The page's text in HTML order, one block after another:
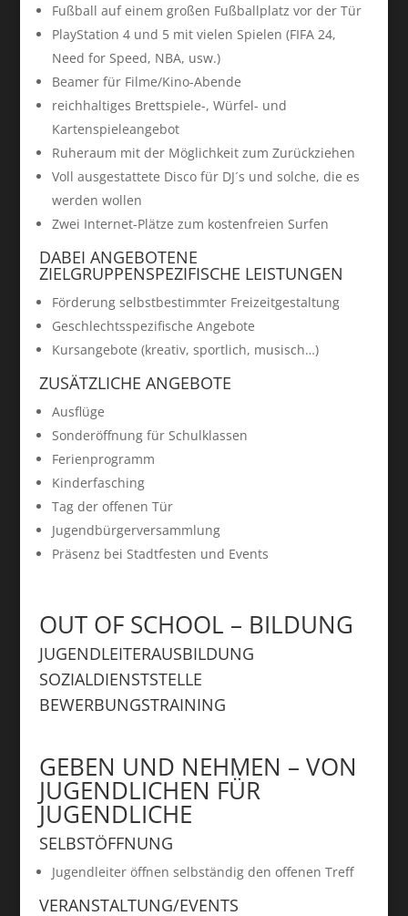
Fußball auf einem großen Fußballplatz vor der Tür
PlayStation 4 und 5 mit vielen Spielen (FIFA 24,
Need for Speed, NBA, usw.)
Beamer für Filme/Kino-Abende
reichhaltiges Brettspiele-, Würfel- und
Kartenspieleangebot
Ruheraum mit der Möglichkeit zum Zurückziehen
Voll ausgestattete Disco für DJ´s und solche, die es
werden wollen
Zwei Internet-Plätze zum kostenfreien Surfen
DABEI ANGEBOTENE
ZIELGRUPPENSPEZIFISCHE LEISTUNGEN
Förderung selbstbestimmter Freizeitgestaltung
Geschlechtsspezifische Angebote
Kursangebote (kreativ, sportlich, musisch…)
ZUSÄTZLICHE ANGEBOTE
Ausflüge
Sonderöffnung für Schulklassen
Ferienprogramm
Kinderfasching
Tag der offenen Tür
Jugendbürgerversammlung
Präsenz bei Stadtfesten und Events
OUT OF SCHOOL – BILDUNG
JUGENDLEITERAUSBILDUNG
SOZIALDIENSTSTELLE
BEWERBUNGSTRAINING
GEBEN UND NEHMEN – VON
JUGENDLICHEN FÜR
JUGENDLICHE
SELBSTÖFFNUNG
Jugendleiter öffnen selbständig den offenen Treff
VERANSTALTUNG/EVENTS